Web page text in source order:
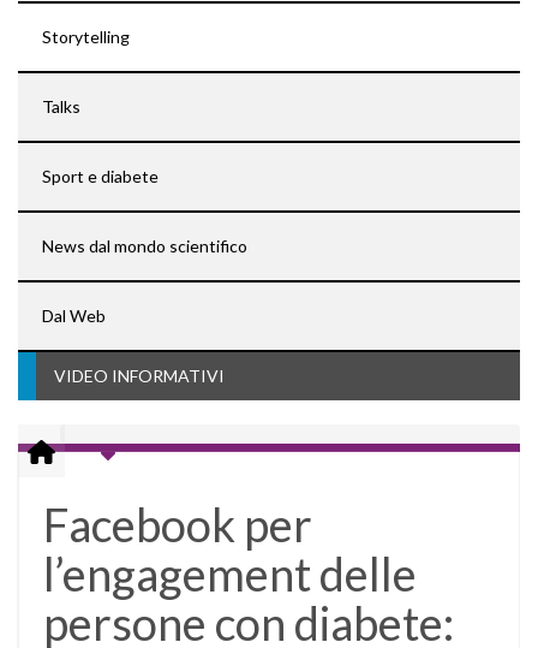
Storytelling
Talks
Sport e diabete
News dal mondo scientifico
Dal Web
VIDEO INFORMATIVI
Facebook per
l’engagement delle
persone con diabete: